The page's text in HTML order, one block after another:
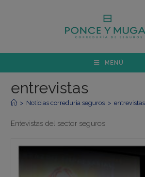
MENÚ
entrevistas
> Noticias correduría seguros > entrevistas
Entevistas del sector seguros